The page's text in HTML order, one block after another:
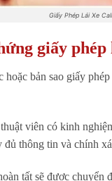
Giấy Phép Lái Xe
giấy
hoặc bản sao giấy
viên có kinh
thông tin và chính
tất sẽ được chuyển